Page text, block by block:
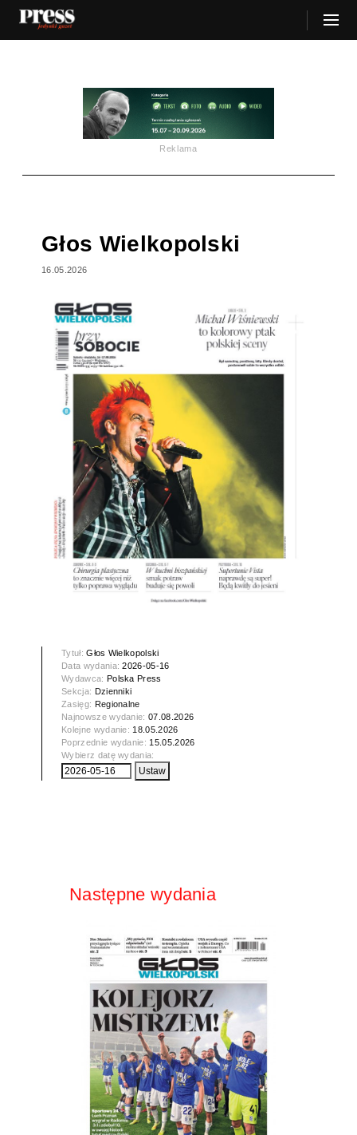
Reklama
Głos Wielkopolski
16.05.2026
Tytuł:Głos Wielkopolski
Data wydania:2026-05-16
Wydawca: Polska Press
Sekcja: Dzienniki
Zasięg: Regionalne
Najnowsze wydanie:07.08.2026
Kolejne wydanie: 18.05.2026
Poprzednie wydanie: 15.05.2026
Wybierz datę wydania:
Następne wydania